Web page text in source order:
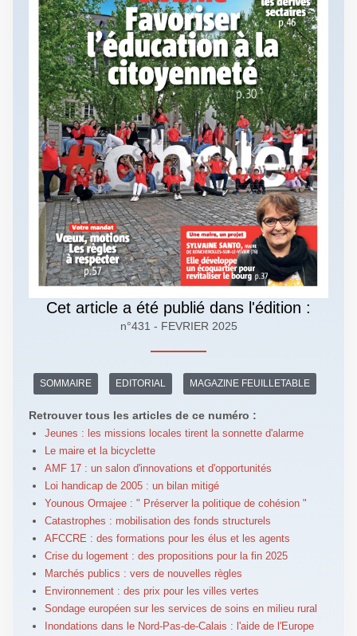
Cet article a été publié dans l'édition :
n°431 - FEVRIER 2025
SOMMAIRE EDITORIAL MAGAZINE FEUILLETABLE
Retrouver tous les articles de ce numéro :
Jeunes : les missions locales tirent la sonnette d'alarme
Le maire et la bicyclette
AMF 17 : un salon d'innovations et d'opportunités
Loi handicap de 2005 : un bilan mitigé
Younous Ormajee : " Préserver la politique de cohésion "
Catastrophes : mobilisation des fonds structurels
AFCCRE : des formations pour les élus et les agents
Crise du logement : des propositions pour la fin 2025
Marchés publics : vers de nouvelles règles
Environnement : des prix pour les villes vertes
Sondage européen sur les services de soins en milieu rural
Inondations dans le Nord-Pas-de-Calais : l'aide de l'Europe